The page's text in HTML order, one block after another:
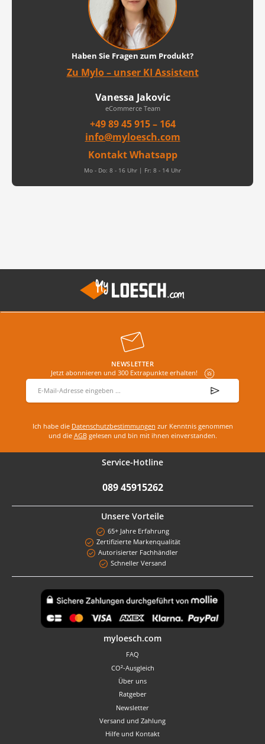
Haben Sie Fragen zum Produkt?
Zu Mylo – unser KI Assistent
Vanessa Jakovic
eCommerce Team
+49 89 45 915 – 164
info@myloesch.com
Kontakt Whatsapp
Mo - Do: 8 - 16 Uhr | Fr: 8 - 14 Uhr
NEWSLETTER
Jetzt abonnieren und 300 Extrapunkte erhalten!
E-Mail-Adresse
Ich habe die Datenschutzbestimmungen zur Kenntnis genommen
und die AGBgelesen und bin mit ihnen einverstanden.
Service-Hotline
089 45915262
Unsere Vorteile
65+ Jahre Erfahrung
Zertifizierte Markenqualität
Autorisierter Fachhändler
Schneller Versand
myloesch.com
FAQ
CO²-Ausgleich
Über uns
Ratgeber
Newsletter
Versand und Zahlung
Hilfe und Kontakt